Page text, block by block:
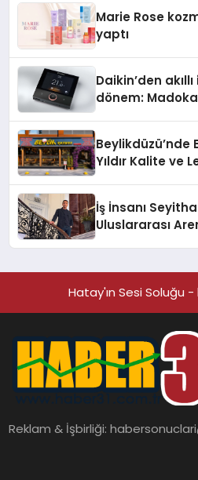
Marie Rose
yaptı
Daikin’den
dönem:
Beylikdüzü’nde
Yıldır Kalite ve
İş İnsanı
Uluslararası
Hatay'ın Sesi Soluğu
Reklam & İşbirliği: